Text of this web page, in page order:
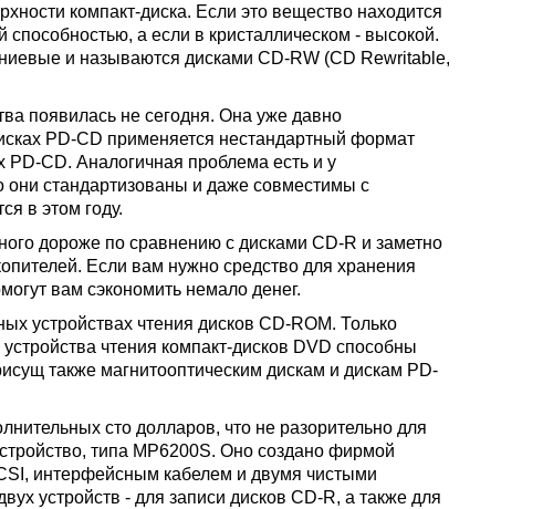
компакт-диска. Если это вещество находится
а если в кристаллическом - высокой.
и называются дисками CD-RW (CD Rewritable,
появилась не сегодня. Она уже давно
PD-CD применяется нестандартный формат
PD-CD. Аналогичная проблема есть и у
они стандартизованы и даже совместимы с
в этом году.
дороже по сравнению с дисками CD-R и заметно
Если вам нужно средство для хранения
вам сэкономить немало денег.
устройствах чтения дисков CD-ROM. Только
чтения компакт-дисков DVD способны
также магнитооптическим дискам и дискам PD-
сто долларов, что не разорительно для
типа MP6200S. Оно создано фирмой
интерфейсным кабелем и двумя чистыми
устройств - для записи дисков CD-R, а также для